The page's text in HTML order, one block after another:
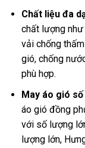
Chất liệu đa
chất lượng
vải chống
gió, chống
phù hợp.
May áo gió
áo gió đồng
với số lượng
lượng lớn,